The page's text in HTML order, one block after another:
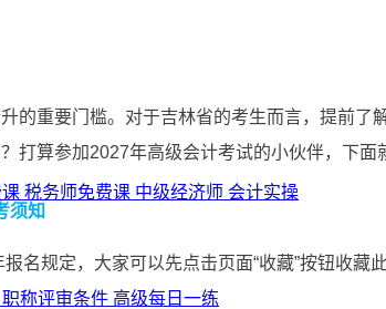
税务师免费课 中级经济师 会计实操
职称评审条件 高级每日一练
的重要门槛。对于吉林省的考生而言，提前了
打算参加2027年高级会计考试的小伙伴，下面
须知
名规定，大家可以先点击页面“收藏”按钮收藏